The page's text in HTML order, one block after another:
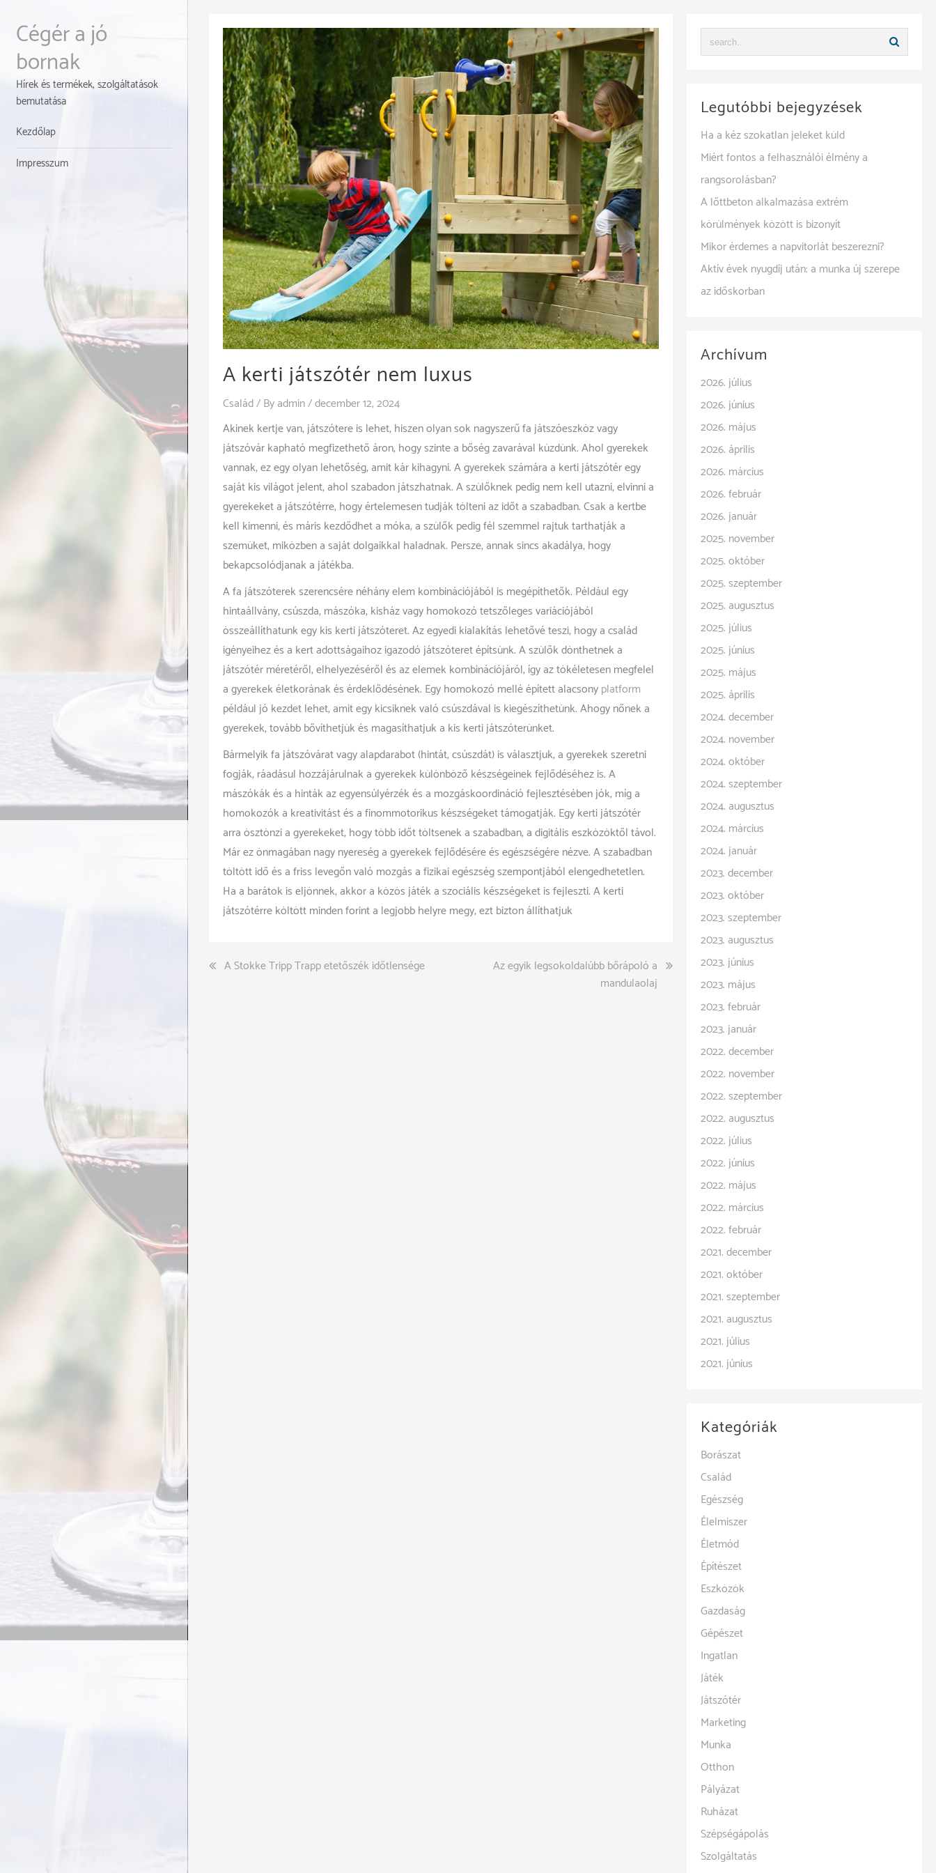
contentCégér a jó
bornak
Hírek és termékek, szolgáltatások
bemutatása
Kezdőlap
Impresszum
A kerti játszótér nem luxus
Család/ Byadmin/december 12, 2024
Akinek kertje van, játszótere is lehet, hiszen olyan sok nagyszerű fa játszóeszköz vagy
játszóvár kapható megfizethető áron, hogy szinte a bőség zavarával küzdünk. Ahol gyerekek
vannak, ez egy olyan lehetőség, amit kár kihagyni. A gyerekek számára a kerti játszótér egy
saját kis világot jelent, ahol szabadon játszhatnak. A szülőknek pedig nem kell utazni, elvinni a
gyerekeket a játszótérre, hogy értelemesen tudják tölteni az időt a szabadban. Csak a kertbe
kell kimenni, és máris kezdődhet a móka, a szülők pedig fél szemmel rajtuk tarthatják a
szemüket, miközben a saját dolgaikkal haladnak. Persze, annak sincs akadálya, hogy
bekapcsolódjanak a játékba.
A fa játszóterek szerencsére néhány elem kombinációjából is megépíthetők. Például egy
hintaállvány, csúszda, mászóka, kisház vagy homokozó tetszőleges variációjából
összeállíthatunk egy kis kerti játszóteret. Az egyedi kialakítás lehetővé teszi, hogy a család
igényeihez és a kert adottságaihoz igazodó játszóteret építsünk. A szülők dönthetnek a
játszótér méretéről, elhelyezéséről és az elemek kombinációjáról, így az tökéletesen megfelel
a gyerekek életkorának és érdeklődésének. Egy homokozó mellé épített alacsonyplatform
például jó kezdet lehet, amit egy kicsiknek való csúszdával is kiegészíthetünk. Ahogy nőnek a
gyerekek, tovább bővíthetjük és magasíthatjuk a kis kerti játszóterünket.
Bármelyik fa játszóvárat vagy alapdarabot (hintát, csúszdát) is választjuk, a gyerekek szeretni
fogják, ráadásul hozzájárulnak a gyerekek különböző készségeinek fejlődéséhez is. A
mászókák és a hinták az egyensúlyérzék és a mozgáskoordináció fejlesztésében jók, míg a
homokozók a kreativitást és a finommotorikus készségeket támogatják. Egy kerti játszótér
arra ösztönzi a gyerekeket, hogy több időt töltsenek a szabadban, a digitális eszközöktől távol.
Már ez önmagában nagy nyereség a gyerekek fejlődésére és egészségére nézve. A szabadban
töltött idő és a friss levegőn való mozgás a fizikai egészség szempontjából elengedhetetlen.
Ha a barátok is eljönnek, akkor a közös játék a szociális készségeket is fejleszti. A kerti
játszótérre költött minden forint a legjobb helyre megy, ezt bizton állíthatjuk
Bejegyzés
A Stokke Tripp Trapp etetőszék időtlensége
Az egyik legsokoldalúbb bőrápoló a
mandulaolaj
Legutóbbi bejegyzések
Ha a kéz szokatlan jeleket küld
Miért fontos a felhasználói élmény a
rangsorolásban?
A lőttbeton alkalmazása extrém
körülmények között is bizonyít
Mikor érdemes a napvitorlát beszerezni?
Aktív évek nyugdíj után: a munka új szerepe
az időskorban
Archívum
2026. július
2026. június
2026. május
2026. április
2026. március
2026. február
2026. január
2025. november
2025. október
2025. szeptember
2025. augusztus
2025. július
2025. június
2025. május
2025. április
2024. december
2024. november
2024. október
2024. szeptember
2024. augusztus
2024. március
2024. január
2023. december
2023. október
2023. szeptember
2023. augusztus
2023. június
2023. május
2023. február
2023. január
2022. december
2022. november
2022. szeptember
2022. augusztus
2022. július
2022. június
2022. május
2022. március
2022. február
2021. december
2021. október
2021. szeptember
2021. augusztus
2021. július
2021. június
Kategóriák
Borászat
Család
Egészség
Élelmiszer
Életmód
Építészet
Eszközök
Gazdaság
Gépészet
Ingatlan
Játék
Játszótér
Marketing
Munka
Otthon
Pályázat
Ruházat
Szépségápolás
Szolgáltatás